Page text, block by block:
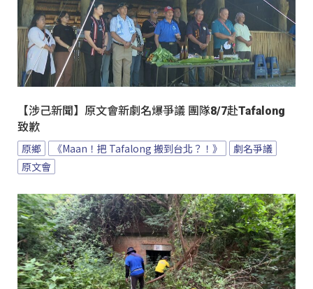
【涉己新聞】原文會新劇名爆爭議 團隊8/7赴Tafalong
致歉
原鄉 《Maan！把 Tafalong 搬到台北？！》
劇名爭議
原文會